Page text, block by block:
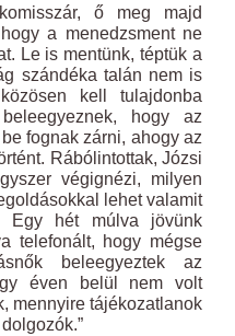
ő meg majd
a menedzsment ne
Le is mentünk, téptük a
szándéka talán nem is
kell tulajdonba
hogy az
fognak zárni, ahogy az
Rábólintottak, Józsi
végignézi, milyen
lehet valamit
Egy hét múlva jövünk
telefonált, hogy mégse
beleegyeztek az
éven belül nem volt
mennyire tájékozatlanok